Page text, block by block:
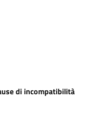
di incompatibilità